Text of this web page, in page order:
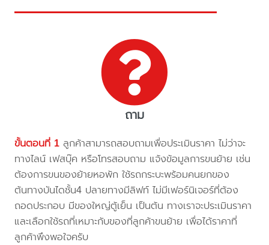
ถาม
ขั้นตอนที่ 1 ลูกค้าสามารถสอบถามเพื่อประเมินราคา ไม่ว่าจะ
ทางไลน์ เฟสบุ๊ค หรือโทรสอบถาม แจ้งข้อมูลการขนย้าย เช่น
ต้องการขนของย้ายหอพัก ใช้รถกระบะพร้อมคนยกของ
ต้นทางบันไดชั้น4 ปลายทางมีลิฟท์ ไม่มีเฟอร์นิเจอร์ที่ต้อง
ถอดประกอบ มีของใหญ่ตู้เย็น เป็นต้น ทางเราจะประเมินราคา
และเลือกใช้รถที่เหมาะกับของที่ลูกค้าขนย้าย เพื่อได้ราคาที่
ลูกค้าพึงพอใจครับ